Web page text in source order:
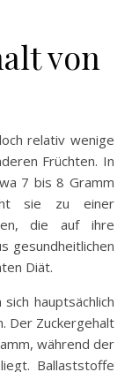
von
relativ wenige
Früchten. In
7 bis 8 Gramm
sie zu einer
die auf ihre
gesundheitlichen
Diät.
hauptsächlich
Der Zuckergehalt
während der
Ballaststoffe